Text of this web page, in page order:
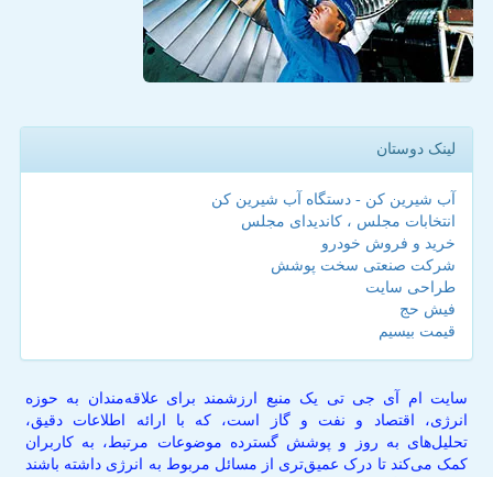
لینک دوستان
آب شیرین کن - دستگاه آب شیرین کن
انتخابات مجلس ، کاندیدای مجلس
خرید و فروش خودرو
شرکت صنعتی سخت پوشش
طراحی سایت
فیش حج
قیمت بیسیم
سایت ام آی جی تی یک منبع ارزشمند برای علاقه‌مندان به حوزه
انرژی، اقتصاد و نفت و گاز است، که با ارائه اطلاعات دقیق،
تحلیل‌های به روز و پوشش گسترده موضوعات مرتبط، به کاربران
کمک می‌کند تا درک عمیق‌تری از مسائل مربوط به انرژی داشته باشند